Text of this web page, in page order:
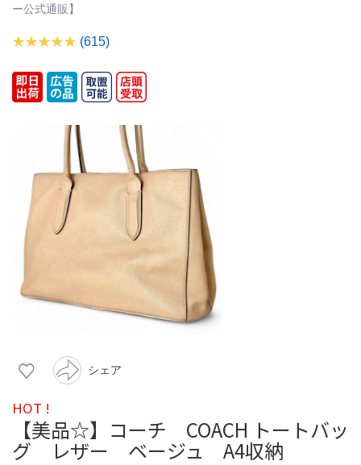
ー公式通販】
(615)
シェア
HOT !
【美品☆】コーチ COACH トートバッ
グ レザー ベージュ A4収納